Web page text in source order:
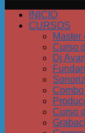
INICIO
CURSOS
Master
Curso
Dj
Curso